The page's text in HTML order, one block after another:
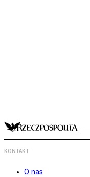
KONTAKT
O nas